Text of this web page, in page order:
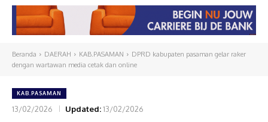
Beranda DAERAH KAB.PASAMAN
DPRD kabupaten pasaman gelar raker
dengan wartawan media cetak dan online
KAB.PASAMAN
13/02/2026 Updated:13/02/2026